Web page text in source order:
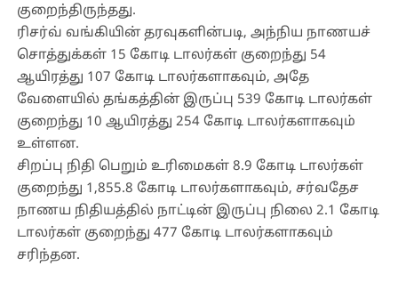
குறைந்திருந்தது.
ரிசர்வ் வங்கியின் தரவுகளின்படி, அந்நிய நாணயச்
சொத்துக்கள் 15 கோடி டாலர்கள் குறைந்து 54
ஆயிரத்து 107 கோடி டாலர்களாகவும், அதே
வேளையில் தங்கத்தின் இருப்பு 539 கோடி டாலர்கள்
குறைந்து 10 ஆயிரத்து 254 கோடி டாலர்களாகவும்
உள்ளன.
சிறப்பு நிதி பெறும் உரிமைகள் 8.9 கோடி டாலர்கள்
குறைந்து 1,855.8 கோடி டாலர்களாகவும், சர்வதேச
நாணய நிதியத்தில் நாட்டின் இருப்பு நிலை 2.1 கோடி
டாலர்கள் குறைந்து 477 கோடி டாலர்களாகவும்
சரிந்தன.